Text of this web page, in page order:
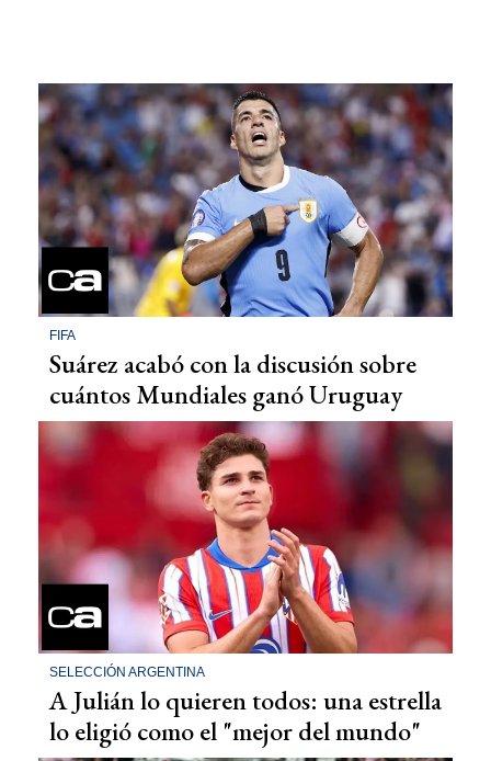
FIFA
Suárez acabó con la discusión sobre
cuántos Mundiales ganó Uruguay
SELECCIÓN ARGENTINA
A Julián lo quieren todos: una estrella
lo eligió como el "mejor del mundo"